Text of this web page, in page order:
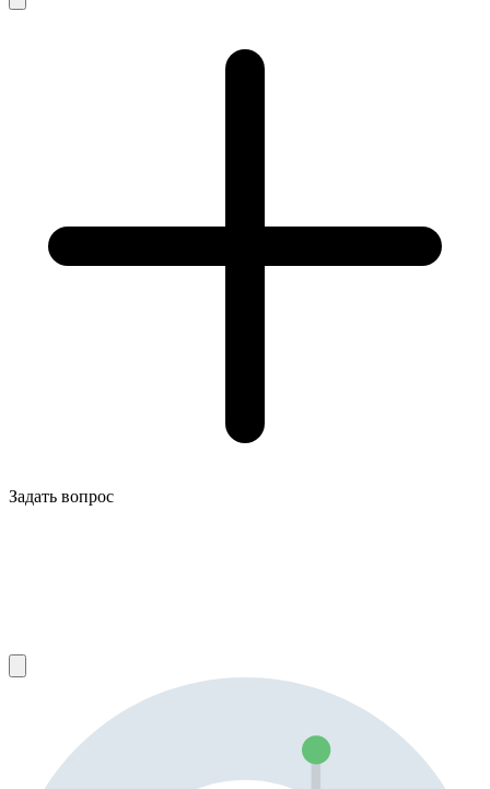
Задать вопрос